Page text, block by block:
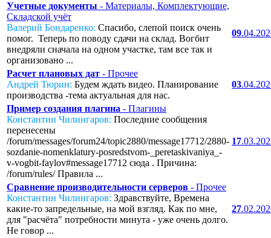
Учетные документы - Материалы, Комплектующие,
Складской учёт
Валерий Бондаренко: Спасибо, слепой поиск очень
помог. Теперь по поводу сдачи на склад. Вогбит
внедряли сначала на одном участке, там все так и
организовано ...
09
Расчет плановых дат - Прочее
Андрей Тюрин: Будем ждать видео. Планирование
производства -тема актуальная для нас.
03
Пример создания плагина - Плагины
Константин Чилингаров: Последние сообщения
перенесены
/forum/messages/forum24/topic2880/message17712/2880-
sozdanie-nomenklatury-posredstvom-_peretaskivaniya_-
v-vogbit-faylov#message17712 сюда . Причина:
/forum/rules/ Правила ...
17
Сравнение производительности серверов - Прочее
Константин Чилингаров: Здравствуйте, Времена
какие-то запредельные, на мой взгляд. Как по мне,
для "расчёта" потребности минута - уже очень долго.
Не говор ...
27